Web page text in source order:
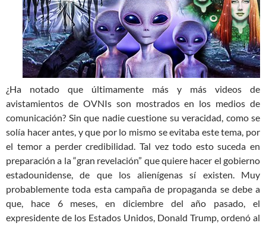
¿Ha notado que últimamente más y más videos de
avistamientos de OVNIs son mostrados en los medios de
comunicación? Sin que nadie cuestione su veracidad, como se
solía hacer antes, y que por lo mismo se evitaba este tema, por
el temor a perder credibilidad. Tal vez todo esto suceda en
preparación a la “gran revelación” que quiere hacer el gobierno
estadounidense, de que los alienígenas sí existen. Muy
probablemente toda esta campaña de propaganda se debe a
que, hace 6 meses, en diciembre del año pasado, el
expresidente de los Estados Unidos, Donald Trump, ordenó al